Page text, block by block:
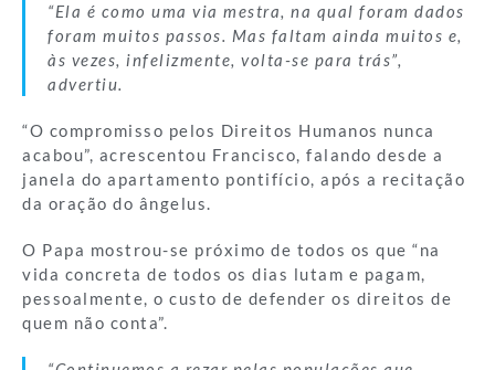
“Ela é como uma via mestra, na qual foram dados
foram muitos passos. Mas faltam ainda muitos e,
às vezes, infelizmente, volta-se para trás”,
advertiu.
“O compromisso pelos Direitos Humanos nunca
acabou”, acrescentou Francisco, falando desde a
janela do apartamento pontifício, após a recitação
da oração do ângelus.
O Papa mostrou-se próximo de todos os que “na
vida concreta de todos os dias lutam e pagam,
pessoalmente, o custo de defender os direitos de
quem não conta”.